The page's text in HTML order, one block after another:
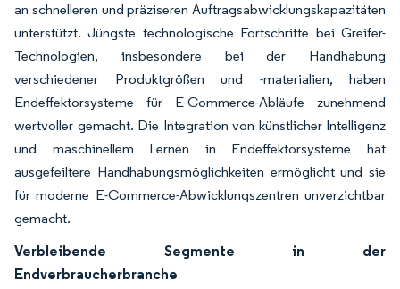
an schnelleren und präziseren Auftragsabwicklungskapazitäten
unterstützt. Jüngste technologische Fortschritte bei Greifer-
Technologien, insbesondere bei der Handhabung
verschiedener Produktgrößen und -materialien, haben
Endeffektorsysteme für E-Commerce-Abläufe zunehmend
wertvoller gemacht. Die Integration von künstlicher Intelligenz
und maschinellem Lernen in Endeffektorsysteme hat
ausgefeiltere Handhabungsmöglichkeiten ermöglicht und sie
für moderne E-Commerce-Abwicklungszentren unverzichtbar
gemacht.
Verbleibende Segmente in der
Endverbraucherbranche